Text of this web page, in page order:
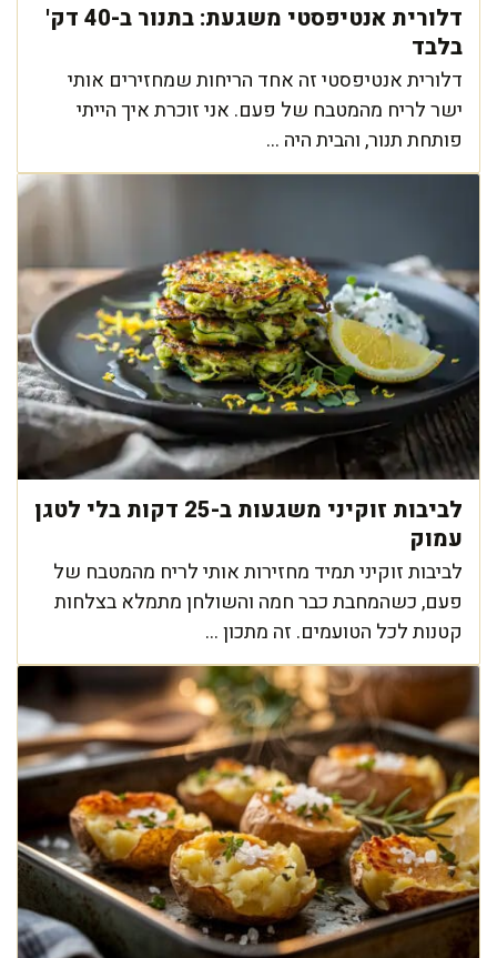
דלורית אנטיפסטי משגעת: בתנור ב-40 דק'
בלבד
דלורית אנטיפסטי זה אחד הריחות שמחזירים אותי
ישר לריח מהמטבח של פעם. אני זוכרת איך הייתי
פותחת תנור, והבית היה ...
לביבות זוקיני משגעות ב-25 דקות בלי לטגן
עמוק
לביבות זוקיני תמיד מחזירות אותי לריח מהמטבח של
פעם, כשהמחבת כבר חמה והשולחן מתמלא בצלחות
קטנות לכל הטועמים. זה מתכון ...